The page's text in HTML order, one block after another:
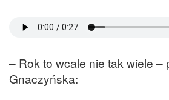
– Rok to wcale nie tak wiele –
Gnaczyńska: